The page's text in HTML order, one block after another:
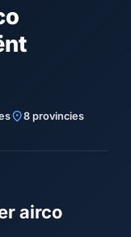
location_on8 provincies
airco